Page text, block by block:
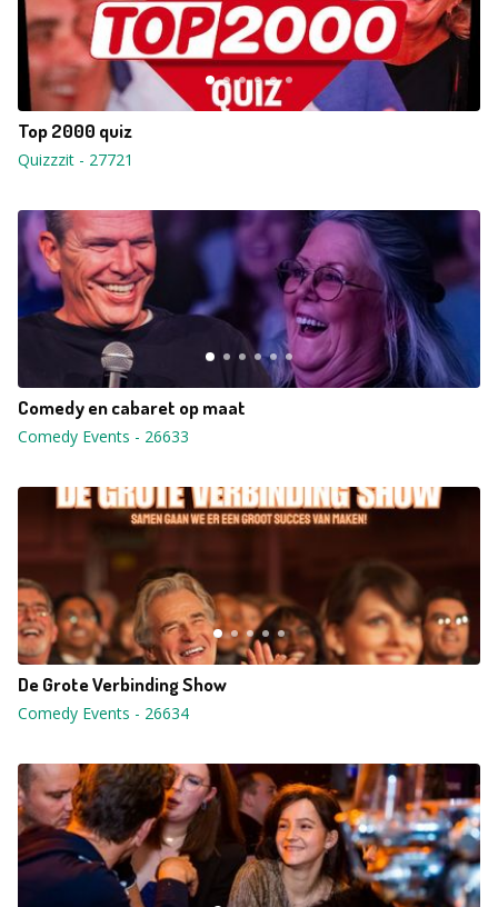
Top 2000 quiz
Quizzzit - 27721
Comedy en cabaret op maat
Comedy Events - 26633
De Grote Verbinding Show
Comedy Events - 26634